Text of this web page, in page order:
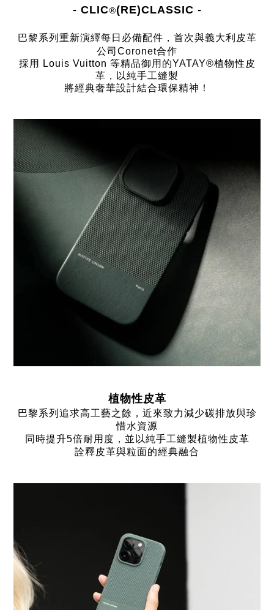
- CLIC®(RE)CLASSIC -
巴黎系列重新演繹每日必備配件， 首次與義大利皮革
公司Coronet合作
採用 Louis Vuitton 等精品御用的YATAY®植物性皮
革 ，以純手工縫製
將經典奢華設計結合環保精神！
植物性皮革
巴黎系列追求高工藝之餘，近來致力減少碳排放與珍
惜水資源
同時提升5倍耐用度， 並以純手工縫製植物性皮革
詮釋皮革與粒面的經典融合